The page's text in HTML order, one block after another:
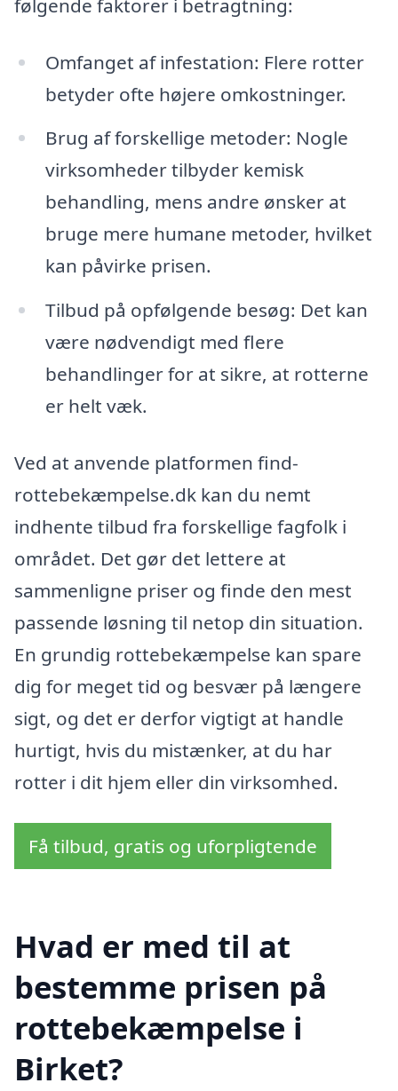
følgende faktorer i betragtning:
Omfanget af infestation: Flere rotter
betyder ofte højere omkostninger.
Brug af forskellige metoder: Nogle
virksomheder tilbyder kemisk
behandling, mens andre ønsker at
bruge mere humane metoder, hvilket
kan påvirke prisen.
Tilbud på opfølgende besøg: Det kan
være nødvendigt med flere
behandlinger for at sikre, at rotterne
er helt væk.
Ved at anvende platformen find-
rottebekæmpelse.dk kan du nemt
indhente tilbud fra forskellige fagfolk i
området. Det gør det lettere at
sammenligne priser og finde den mest
passende løsning til netop din situation.
En grundig rottebekæmpelse kan spare
dig for meget tid og besvær på længere
sigt, og det er derfor vigtigt at handle
hurtigt, hvis du mistænker, at du har
rotter i dit hjem eller din virksomhed.
Få tilbud, gratis og uforpligtende
Hvad er med til at
bestemme prisen på
rottebekæmpelse i
Birket?